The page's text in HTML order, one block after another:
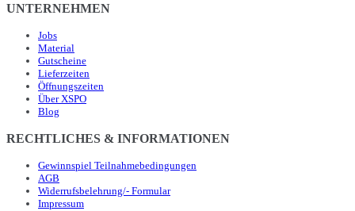
UNTERNEHMEN
Jobs
Material
Gutscheine
Lieferzeiten
Öffnungszeiten
Über XSPO
Blog
RECHTLICHES & INFORMATIONEN
Gewinnspiel Teilnahmebedingungen
AGB
Widerrufsbelehrung/- Formular
Impressum